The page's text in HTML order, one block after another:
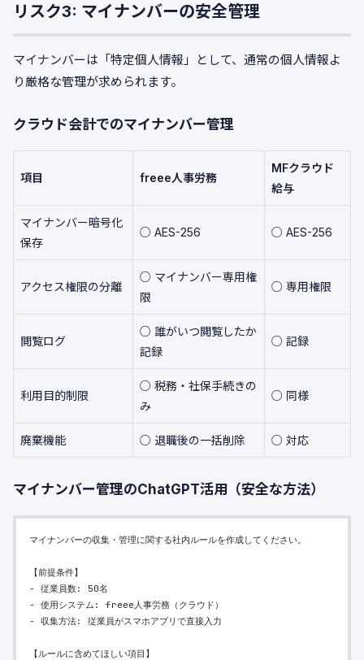
リスク3: マイナンバーの安全管理
マイナンバーは「特定個人情報」として、通常の個人情報よ
り厳格な管理が求められます。
クラウド会計でのマイナンバー管理
項目 freee人事労務
MFクラウド
給与
マイナンバー暗号化
保存
○ AES-256 ○ AES-256
アクセス権限の分離
○ マイナンバー専用権
限
○ 専用権限
閲覧ログ
○ 誰がいつ閲覧したか
記録
○ 記録
利用目的制限
○ 税務・社保手続きの
み
○ 同様
廃棄機能 ○ 退職後の一括削除 ○ 対応
マイナンバー管理のChatGPT活用（安全な方法）
マイナンバーの収集・管理に関する社内ルールを作成してください。
【前提条件】
- 従業員数: 50名
- 使用システム: freee人事労務（クラウド）
- 収集方法: 従業員がスマホアプリで直接入力
【ルールに含めてほしい項目】